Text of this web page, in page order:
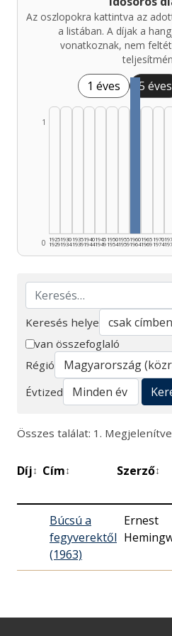
Az oszlopokra kattintva az
a listában. A díjak a
vonatkoznak, nem
1 éves 5 éves
0
1
1925
1929
1930
1934
1935
1939
1940
1944
1945
1949
1950
1954
1955
1959
1960
1964
1965
1969
1970
1974
Keresés
Keresés helye
van összefoglaló
Régió
Évtized
Összes találat: 1.
Díj↕ Cím↕ Szerző↕
Búcsú a
fegyverektől
(1963)
Ernest